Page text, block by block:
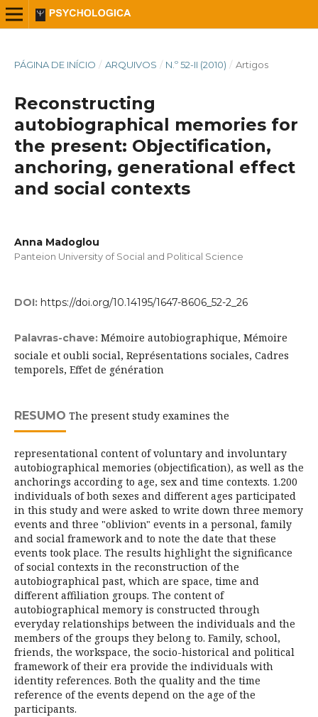
PÁGINA DE INÍCIO / ARQUIVOS / N.º 52-II (2010) / Artigos
Reconstructing
autobiographical memories for
the present: Objectification,
anchoring, generational effect
and social contexts
Anna Madoglou
Panteion University of Social and Political Science
DOI: https://doi.org/10.14195/1647-8606_52-2_26
Palavras-chave: Mémoire autobiographique, Mémoire
sociale et oubli social, Représentations sociales, Cadres
temporels, Effet de génération
RESUMO The present study examines the
representational content of voluntary and involuntary
autobiographical memories (objectification), as well as the
anchorings according to age, sex and time contexts. 1.200
individuals of both sexes and different ages participated
in this study and were asked to write down three memory
events and three "oblivion" events in a personal, family
and social framework and to note the date that these
events took place. The results highlight the significance
of social contexts in the reconstruction of the
autobiographical past, which are space, time and
different affiliation groups. The content of
autobiographical memory is constructed through
everyday relationships between the individuals and the
members of the groups they belong to. Family, school,
friends, the workspace, the socio-historical and political
framework of their era provide the individuals with
identity references. Both the quality and the time
reference of the events depend on the age of the
participants.